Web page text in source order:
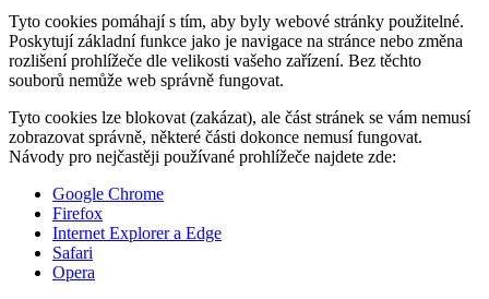
Tyto cookies pomáhají s tím, aby byly webové stránky použitelné.
Poskytují základní funkce jako je navigace na stránce nebo změna
rozlišení prohlížeče dle velikosti vašeho zařízení. Bez těchto
souborů nemůže web správně fungovat.
Tyto cookies lze blokovat (zakázat), ale část stránek se vám nemusí
zobrazovat správně, některé části dokonce nemusí fungovat.
Návody pro nejčastěji používané prohlížeče najdete zde:
Google Chrome
Firefox
Internet Explorer a Edge
Safari
Opera